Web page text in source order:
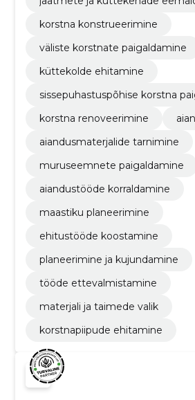
korstna konstrueerimine
väliste korstnate paigaldamine
küttekolde ehitamine
sissepuhastuspõhise korstna
korstna renoveerimine
aiandusmaterjalide tarnimine
muruseemnete paigaldamine
aiandustööde korraldamine
maastiku planeerimine
ehitustööde koostamine
planeerimine ja kujundamine
tööde ettevalmistamine
materjali ja taimede valik
korstnapiipude ehitamine